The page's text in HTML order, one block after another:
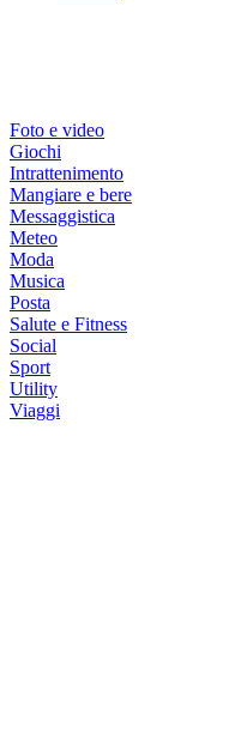
Foto e video
Giochi
Intrattenimento
Mangiare e bere
Messaggistica
Meteo
Moda
Musica
Posta
Salute e Fitness
Social
Sport
Utility
Viaggi